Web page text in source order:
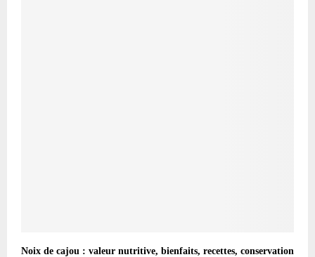
Noix de cajou : valeur nutritive, bienfaits, recettes, conservation